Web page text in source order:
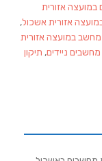
אזורית
אזורית אשכול,
מחשב במועצה אזורית
מחשבים ניידים, תיקון